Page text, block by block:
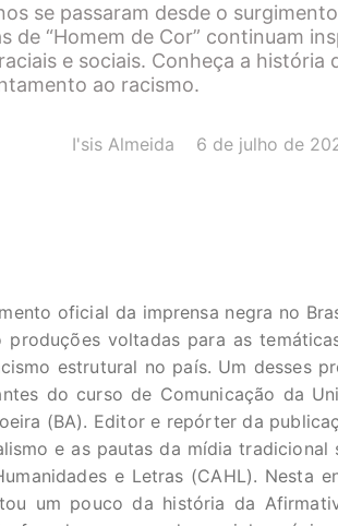
se passaram desde o
de “Homem de Cor” continuam
e sociais. Conheça a história
ao racismo.
AUTOR(A):
I'sis Almeida DATA:
6 de julho de
oficial da imprensa negra no
produções voltadas para as
estrutural no país. Um desses
do curso de Comunicação da
(BA). Editor e repórter da
e as pautas da mídia tradicional
e Letras (CAHL). Nesta
um pouco da história da